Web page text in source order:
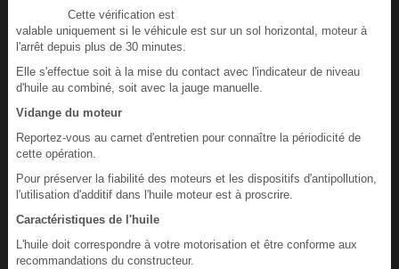
Cette vérification est
valable uniquement si le véhicule est sur un sol horizontal, moteur à
l'arrêt depuis plus de 30 minutes.
Elle s'effectue soit à la mise du contact avec l'indicateur de niveau
d'huile au combiné, soit avec la jauge manuelle.
Vidange du moteur
Reportez-vous au carnet d'entretien pour connaître la périodicité de
cette opération.
Pour préserver la fiabilité des moteurs et les dispositifs d'antipollution,
l'utilisation d'additif dans l'huile moteur est à proscrire.
Caractéristiques de l'huile
L'huile doit correspondre à votre motorisation et être conforme aux
recommandations du constructeur.